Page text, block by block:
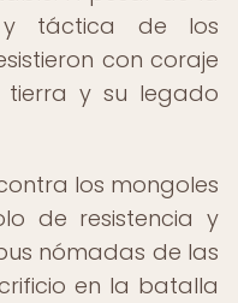
y táctica de los
con coraje
tierra y su legado
los mongoles
de resistencia y
nómadas de las
en la batalla